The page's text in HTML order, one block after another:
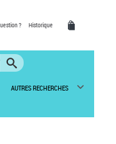
? Historique
AUTRES RECHERCHES